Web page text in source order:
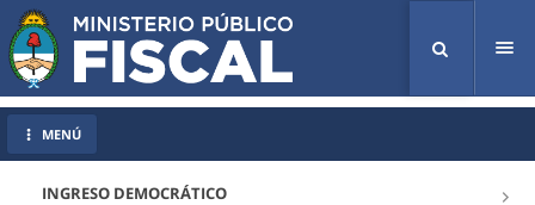
INGRESO DEMOCRÁTICO
MENÚ